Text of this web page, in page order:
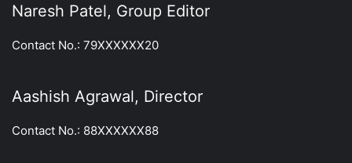
Naresh Patel, Group Editor
Contact No.: 79XXXXXX20
Aashish Agrawal, Director
Contact No.: 88XXXXXX88